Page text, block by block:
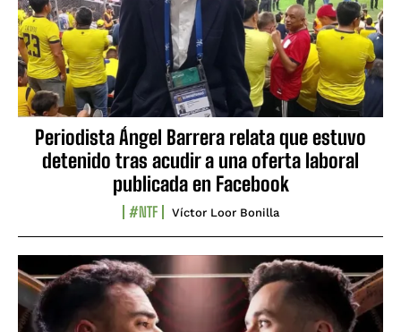
Periodista Ángel Barrera relata que estuvo
detenido tras acudir a una oferta laboral
publicada en Facebook
#NTF Víctor Loor Bonilla